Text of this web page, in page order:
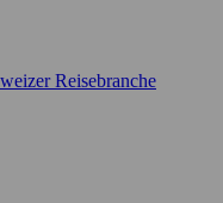
Reisebranche